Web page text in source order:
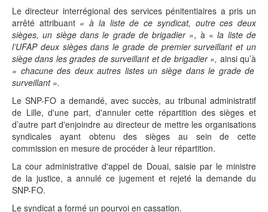
Le directeur interrégional des services pénitentiaires a pris un
arrêté attribuant « à la liste de ce syndicat, outre ces deux
sièges, un siège dans le grade de brigadier», à «la liste de
l’UFAP deux sièges dans le grade de premier surveillant et un
siège dans les grades de surveillant et de brigadier », ainsi qu’à
« chacune des deux autres listes un siège dans le grade de
surveillant ».
Le SNP-FO a demandé, avec succès, au tribunal administratif
de Lille, d'une part, d'annuler cette répartition des sièges et
d’autre part d'enjoindre au directeur de mettre les organisations
syndicales ayant obtenu des sièges au sein de cette
commission en mesure de procéder à leur répartition.
La cour administrative d'appel de Douai, saisie par le ministre
de la justice, a annulé ce jugement et rejeté la demande du
SNP-FO.
Le syndicat a formé un pourvoi en cassation.